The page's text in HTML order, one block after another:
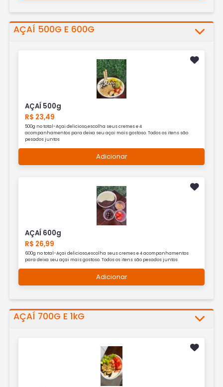
AÇAÍ 500G E 600G
AÇAÍ 500g
R$ 23,49
500g no total-Açai delicioso,escolha seus cremes e 4
acompanhamentos para deixa seu açai mais gostoso. Todos os itens são
pesados juntos
Adicionar
AÇAÍ 600g
R$ 26,99
600g no total-Açai delicioso,escolha seus cremes e 4 acompanhamentos
para deixa seu açai mais gostoso. Todos os itens são pesados juntos
Adicionar
AÇAÍ 700G E 1kG